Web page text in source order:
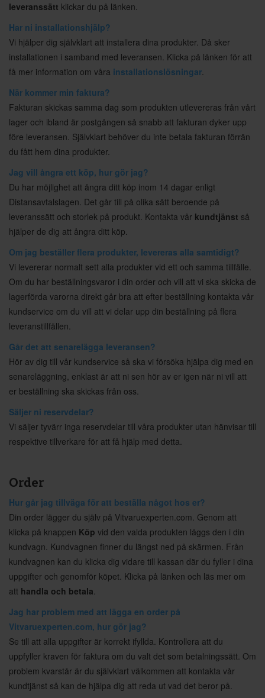
leveranssätt klickar du på länken.
Har ni installationshjälp?
Vi hjälper dig självklart att installera dina produkter. Då sker
installationen i samband med leveransen. Klicka på länken för att
få mer information om våra installationslösningar.
När kommer min faktura?
Fakturan skickas samma dag som produkten utlevereras från vårt
lager och ibland är postgången så snabb att fakturan dyker upp
före leveransen. Självklart behöver du inte betala fakturan förrän
du fått hem dina produkter.
Jag vill ångra ett köp, hur gör jag?
Du har möjlighet att ångra ditt köp inom 14 dagar enligt
Distansavtalslagen. Det går till på olika sätt beroende på
leveranssätt och storlek på produkt. Kontakta vår kundtjänst så
hjälper de dig att ångra ditt köp.
Om jag beställer flera produkter, levereras alla samtidigt?
Vi levererar normalt sett alla produkter vid ett och samma tillfälle.
Om du har beställningsvaror i din order och vill att vi ska skicka de
lagerförda varorna direkt går bra att efter beställning kontakta vår
kundservice om du vill att vi delar upp din beställning på flera
leveranstillfällen.
Går det att senarelägga leveransen?
Hör av dig till vår kundservice så ska vi försöka hjälpa dig med en
senareläggning, enklast är att ni sen hör av er igen när ni vill att
er beställning ska skickas från oss.
Säljer ni reservdelar?
Vi säljer tyvärr inga reservdelar till våra produkter utan hänvisar till
respektive tillverkare för att få hjälp med detta.
Order
Hur går jag tillväga för att beställa något hos er?
Din order lägger du själv på Vitvaruexperten.com. Genom att
klicka på knappen Köp vid den valda produkten läggs den i din
kundvagn. Kundvagnen finner du längst ned på skärmen. Från
kundvagnen kan du klicka dig vidare till kassan där du fyller i dina
uppgifter och genomför köpet. Klicka på länken och läs mer om
att handla och betala.
Jag har problem med att lägga en order på
Vitvaruexperten.com, hur gör jag?
Se till att alla uppgifter är korrekt ifyllda. Kontrollera att du
uppfyller kraven för faktura om du valt det som betalningssätt. Om
problem kvarstår är du självklart välkommen att kontakta vår
kundtjänst så kan de hjälpa dig att reda ut vad det beror på.